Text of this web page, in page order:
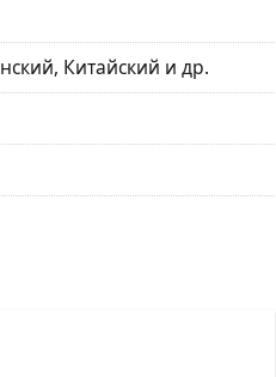
Китайский и др.